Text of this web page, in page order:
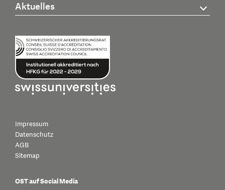
Aktuelles
Impressum
Datenschutz
AGB
Sitemap
OST auf Social Media